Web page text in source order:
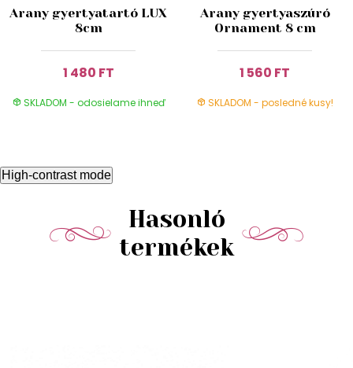
Arany gyertyatartó LUX
8cm
1 480 FT
SKLADOM - odosielame ihneď
Arany gyertyaszúró
Ornament 8 cm
1 560 FT
SKLADOM - posledné kusy!
High-contrast mode
Hasonló
termékek